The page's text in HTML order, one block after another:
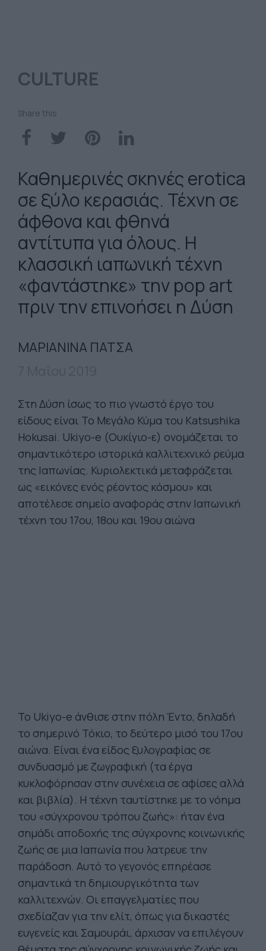
CULTURE
Share this
Καθημερινές σκηνές erotica
σε ξύλο κερασιάς. Τέχνη σε
άφθονα και φθηνά
αντίτυπα για όλους. Η
κλασσική ιαπωνική τέχνη
«φαντάστηκε» την pop art
πριν την επινοήσει η Δύση
ΜΑΡΙΑΝΙΝΑ ΠΑΤΣΑ
Στη Δύση ίσως το πιο γνωστό έργο του
είδους είναι Το Μεγάλο Κύμα του Katsushika
Hokusai. Ukiyo-e (Ουκίγιο-ε) ονομάζεται το
σημαντικότερο ιστορικά καλλιτεχνικό ρεύμα
της Ιαπωνίας. Κυριολεκτικά μεταφράζεται
ως «εικόνες ενός ρέοντος κόσμου» και
αποτέλεσε σημείο αναφοράς στην Ιαπωνική
τέχνη του 17ου, 18ου και 19ου αιώνα
Το Ukiyo-e άνθισε στην πόλη Έντο, δηλαδή
το σημερινό Τόκιο, το δεύτερο μισό του 17ου
αιώνα. Είναι ένα είδος ξυλογραφίας σε
συνδυασμό με ζωγραφική (τα έργα
κυκλοφόρησαν στην συνέχεια σε αφίσες αλλά
και βιβλία). Η τέχνη ταυτίστηκε με το νόημα
του «σύγχρονου τρόπου ζωής»: ήταν ένα
σημάδι αποδοχής της σύγχρονης κοινωνικής
ζωής σε μια Ιαπωνία που λατρευε την
παράδοση. Αυτό το γεγονός επηρέασε
σημαντικά τη δημιουργικότητα των
καλλιτεχνών. Οι επαγγελματίες που
σχεδίαζαν για την ελίτ, όπως για δικαστές
ευγενείς και Σαμουράι, άρχισαν να επιλέγουν